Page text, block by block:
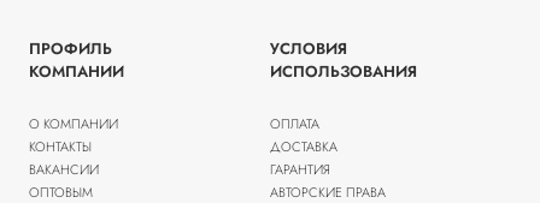
ПРОФИЛЬ
КОМПАНИИ
О КОМПАНИИ
КОНТАКТЫ
ВАКАНСИИ
ОПТОВЫМ
УСЛОВИЯ
ИСПОЛЬЗОВАНИЯ
ОПЛАТА
ДОСТАВКА
ГАРАНТИЯ
АВТОРСКИЕ ПРАВА